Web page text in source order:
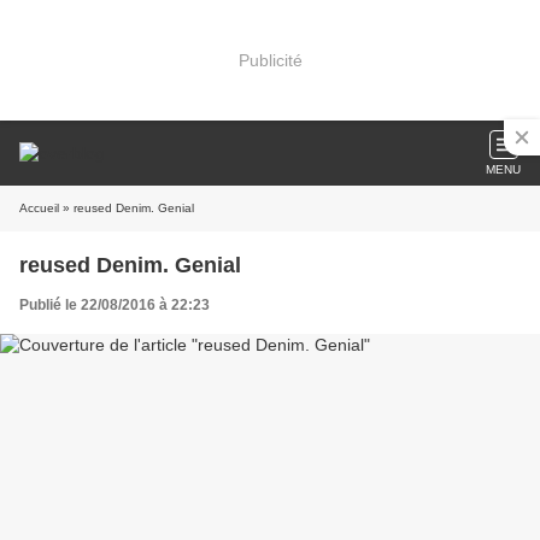
Publicité
MENU
Accueil » reused Denim. Genial
reused Denim. Genial
Publié le 22/08/2016 à 22:23